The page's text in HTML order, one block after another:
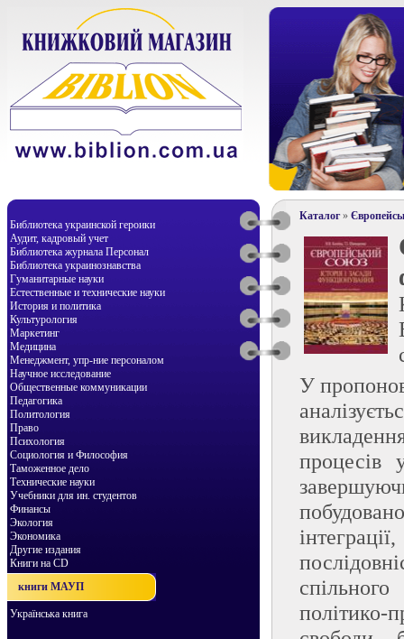
Библиотека украинской героики
Аудит, кадровый учет
Библиотека журнала Персонал
Библиотека украинознавства
Гуманитарные науки
Естественные и технические науки
История и политика
Культурология
Маркетинг
Медицина
Менеджмент, упр-ние персоналом
Научное исследование
Общественные коммуникации
Педагогика
Политология
Право
Психология
Социология и Философия
Таможенное дело
Технические науки
Учебники для ин. студентов
Финансы
Экология
Экономика
Другие издания
Книги на CD
книги МАУП
Українська книга
Каталог»
У
процесів